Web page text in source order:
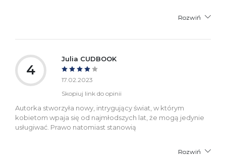
Rozwiń
4
Julia CUDBOOK
17.02.2023
Skopiuj link do opinii
Autorka stworzyła nowy, intrygujący świat, w którym
kobietom wpaja się od najmłodszych lat, że mogą jedynie
usługiwać. Prawo natomiast stanowią
Rozwiń